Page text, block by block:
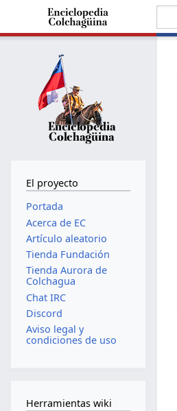
El proyecto
Portada
Acerca de EC
Artículo aleatorio
Tienda Fundación
Tienda Aurora de
Colchagua
Chat IRC
Discord
Aviso legal y
condiciones de uso
Herramientas wiki